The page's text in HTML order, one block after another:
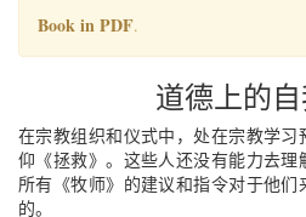
Book in PDF.
道德上的
在宗教组织和仪式中，处在宗教学
仰《拯救》。这些人还没有能力去理
所有《牧师》的建议和指令对于他
的。